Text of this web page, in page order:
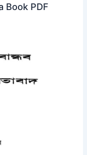
Book PDF